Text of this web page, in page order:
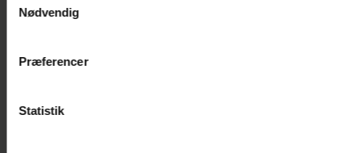
Vi anvender egne cookies og cookies fra tredjeparter til at
generere statistik og huske dine præferencer samt til brug
Nødvendig
Præferencer
Statistik